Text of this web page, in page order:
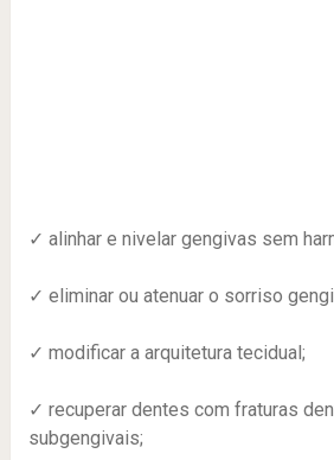
✓ alinhar e nivelar gengivas sem
✓ eliminar ou atenuar o sorriso
✓ modificar a arquitetura tecidual;
✓ recuperar dentes com fraturas
subgengivais;